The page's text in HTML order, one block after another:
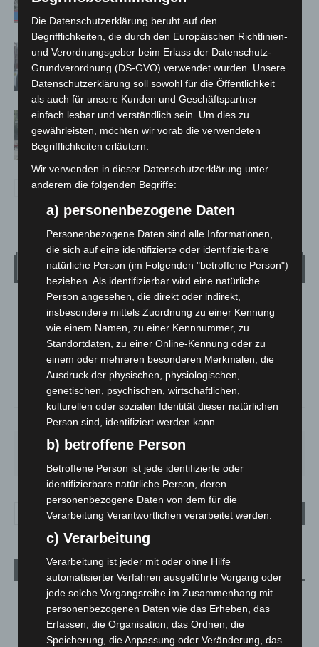
Celle: Mensch stirbt bei Bagger-Unfall
auf Baustelle
Gasleitung bei McDonald’s-Umbau in
Langenhagen beschädigt
Wetter
LANGENHAGEN
Mäßig Bewölkt
32.2°C 33.5°
31.7°
30% 4.5m/s
SO.
32
MO.
27
DI.
23 °
Aktuelle Beiträge
Kunst trifft Weingenuss: Barbara-Susann Mehring zeigt ihre
Werke im Jacques’ Wein-Depot Isernhagen
8. August 2026
Die Datenschutzerklärung beruht auf den
Begrifflichkeiten, die durch den Europäischen Richtlinien-
und Verordnungsgeber beim Erlass der Datenschutz-
Grundverordnung (DS-GVO) verwendet wurden. Unsere
Datenschutzerklärung soll sowohl für die Öffentlichkeit
als auch für unsere Kunden und Geschäftspartner
einfach lesbar und verständlich sein. Um dies zu
gewährleisten, möchten wir vorab die verwendeten
Begrifflichkeiten erläutern.
Wir verwenden in dieser Datenschutzerklärung unter
anderem die folgenden Begriffe:
a) personenbezogene Daten
Personenbezogene Daten sind alle Informationen,
die sich auf eine identifizierte oder identifizierbare
natürliche Person (im Folgenden "betroffene Person")
beziehen. Als identifizierbar wird eine natürliche
Person angesehen, die direkt oder indirekt,
insbesondere mittels Zuordnung zu einer Kennung
wie einem Namen, zu einer Kennnummer, zu
Standortdaten, zu einer Online-Kennung oder zu
einem oder mehreren besonderen Merkmalen, die
Ausdruck der physischen, physiologischen,
genetischen, psychischen, wirtschaftlichen,
kulturellen oder sozialen Identität dieser natürlichen
Person sind, identifiziert werden kann.
b) betroffene Person
Betroffene Person ist jede identifizierte oder
identifizierbare natürliche Person, deren
personenbezogene Daten von dem für die
Verarbeitung Verantwortlichen verarbeitet werden.
c) Verarbeitung
Verarbeitung ist jeder mit oder ohne Hilfe
automatisierter Verfahren ausgeführte Vorgang oder
jede solche Vorgangsreihe im Zusammenhang mit
personenbezogenen Daten wie das Erheben, das
Erfassen, die Organisation, das Ordnen, die
Speicherung, die Anpassung oder Veränderung, das